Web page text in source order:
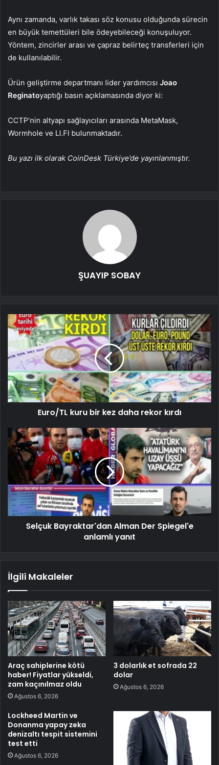
Aynı zamanda, varlık takası söz konusu olduğunda sürecin
en büyük temettüleri bile ödeyebileceği konuşuluyor.
Yöntem, zincirler arası ve çapraz belirteç transferleri için
de kullanılabilir.
Ürün geliştirme departmanı lider yardımcısı Joao
Reginatoyaptığı basın açıklamasında diyor ki:
CCTP’nin altyapı sağlayıcıları arasında MetaMask,
Wormhole ve LI.FI bulunmaktadır.
Bu yazı ilk olarak CoinDesk Türkiye’de yayınlanmıştır.
ŞUAYIP SOBAY
Euro/TL kuru bir kez daha rekor kırdı
Selçuk Bayraktar'dan Alman Der Spiegel'e
anlamlı yanıt
İlgili Makaleler
Araç sahiplerine kötü
haber! Fiyatlar yükseldi,
zam kaçınılmaz oldu
Ağustos 6, 2026
3 dolarlık et sofrada 22
dolar
Ağustos 6, 2026
Lockheed Martin ve
Donanma yapay zeka
denizaltı tespit sistemini
test etti
Ağustos 6, 2026